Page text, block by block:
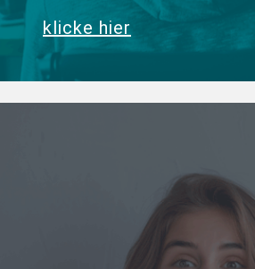
klicke hier